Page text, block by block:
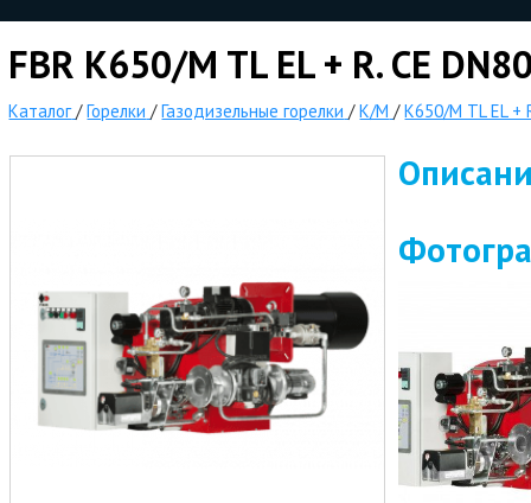
FBR K650/M TL EL + R. CE
Каталог /Горелки /Газодизельные горелки /K/M /K650/M TL EL +